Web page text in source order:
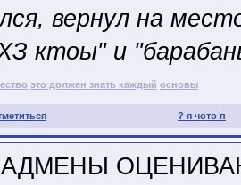
вернул на
ктоы" и
это должен знать каждый основы
? я чото п